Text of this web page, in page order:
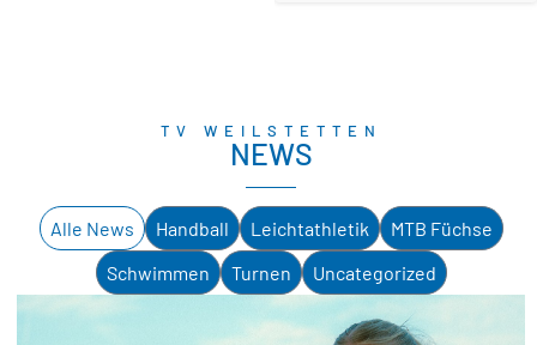
TV WEILSTETTEN
NEWS
Handball Leichtathletik
MTB Füchse
Schwimmen
Turnen Uncategorized
Alle News